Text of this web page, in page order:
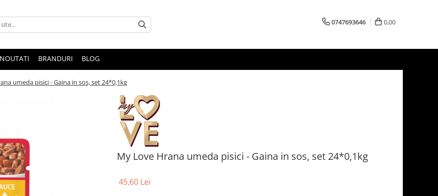
0747693646 0,00
NOUTATI BRANDURI BLOG
umeda pisici - Gaina in sos, set 24*0,1kg
My Love Hrana umeda pisici - Gaina in sos, set 24*0,1kg
45,60 Lei